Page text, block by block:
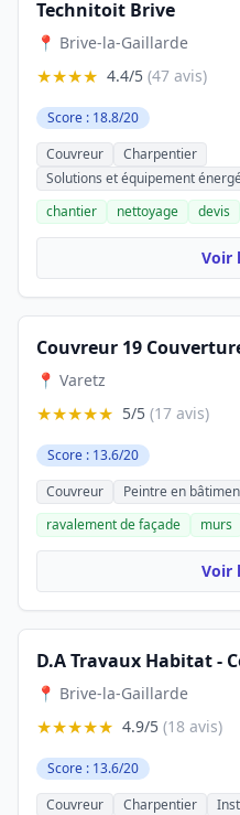
Technitoit Brive
📍 Brive-la-Gaillarde
★★★★ 4.4/5 (47 avis)
Score : 18.8/20
Couvreur
Charpentier
Solutions et équipement
chantier
nettoyage devis
Voir
📍 Varetz
★★★★★ 5/5 (17 avis)
Score : 13.6/20
Couvreur
Peintre en
ravalement de façade
murs
Voir
D.A Travaux Habitat -
📍 Brive-la-Gaillarde
★★★★★ 4.9/5 (18 avis)
Score : 13.6/20
Couvreur
Charpentier